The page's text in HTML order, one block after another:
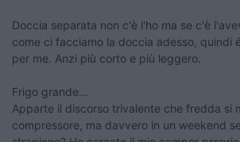
Doccia separata non c'è l'ho ma se c'è
come ci facciamo la doccia adesso, quindi
per me. Anzi più corto e più leggero.
Frigo grande...
Apparte il discorso trivalente che fredda si
compressore, ma davvero in un weekend